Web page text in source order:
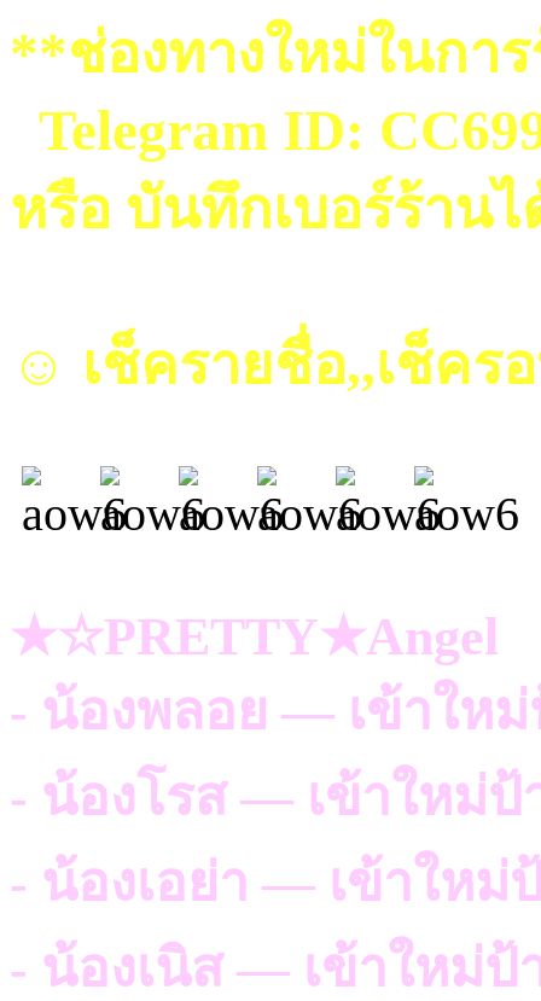
**ช่องทางใหม่ในกา
Telegram ID:
หรือ บันทึกเบอร์ร้านไ
☺ เช็ครายชื่อ,,เช็คร
★☆PRETTY★Angel
- น้องพลอย — เข้าให
- น้องโรส — เข้าใหม่ป้
- น้องเอย่า — เข้าใหม่
- น้องเนิส — เข้าใหม่ป้